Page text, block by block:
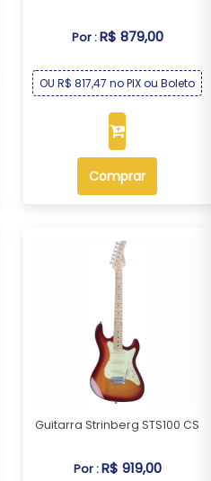
Por :R$ 879,00
OU R$ 817,47 no PIX ou Boleto
Comprar
Guitarra Strinberg STS100 CS
Por :R$ 919,00